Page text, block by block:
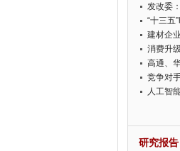
投资前
发改委
“十三五
建材企
消费升
高通、
竞争对
此淡定
人工智
研究报告